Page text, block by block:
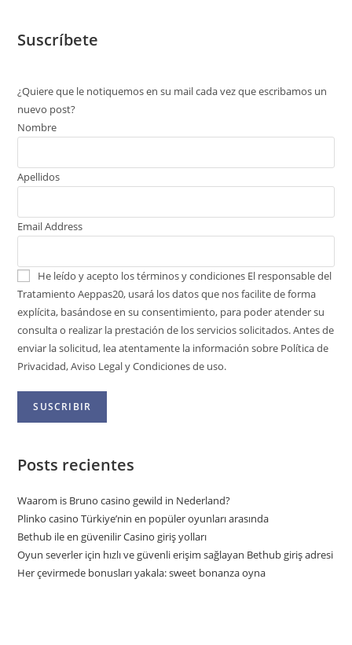
Suscríbete
¿Quiere que le notiquemos en su mail cada vez que escribamos un
nuevo post?
Nombre
Apellidos
Email Address
He leído y acepto los términos y condiciones El responsable del
Tratamiento Aeppas20, usará los datos que nos facilite de forma
explícita, basándose en su consentimiento, para poder atender su
consulta o realizar la prestación de los servicios solicitados. Antes de
enviar la solicitud, lea atentamente la información sobre Política de
Privacidad, Aviso Legal y Condiciones de uso.
Posts recientes
Waarom is Bruno casino gewild in Nederland?
Plinko casino Türkiye’nin en popüler oyunları arasında
Bethub ile en güvenilir Casino giriş yolları
Oyun severler için hızlı ve güvenli erişim sağlayan Bethub giriş adresi
Her çevirmede bonusları yakala: sweet bonanza oyna